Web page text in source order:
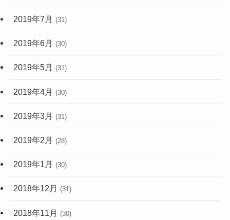
2019年7月 (31)
2019年6月 (30)
2019年5月 (31)
2019年4月 (30)
2019年3月 (31)
2019年2月 (28)
2019年1月 (30)
2018年12月 (31)
2018年11月 (30)